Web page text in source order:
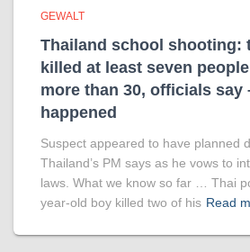
GEWALT
Thailand school shooting:
killed at least seven
more than 30, officials say
happened
Suspect appeared to have planned
Thailand’s PM says as he vows to
laws. What we know so far … Thai
year-old boy killed two of his Read